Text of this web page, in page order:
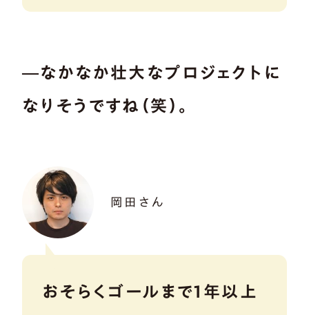
―なかなか壮大なプロジェクトに
なりそうですね（笑）。
岡田さん
おそらくゴールまで1年以上